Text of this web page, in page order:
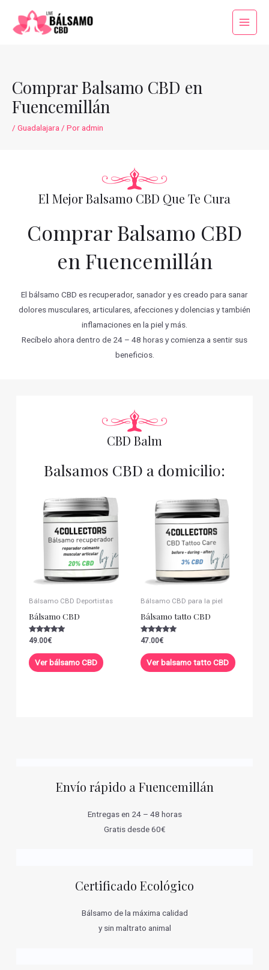
contenido
Main
Comprar Balsamo CBD en
Fuencemillán
/ Guadalajara / Poradmin
El Mejor Balsamo CBD Que Te Cura
Comprar Balsamo CBD
en Fuencemillán
El bálsamo CBD es recuperador, sanador y es creado para sanar
dolores musculares, articulares, afecciones y dolencias y también
inflamaciones en la piel y más.
Recíbelo ahora dentro de 24 – 48 horas y comienza a sentir sus
beneficios.
CBD Balm
Balsamos CBD a domicilio:
Bálsamo CBD Deportistas
Bálsamo CBD
Valorado con
de 5
49.00€
Ver bálsamo CBD
Bálsamo CBD para la piel
Bálsamo tatto CBD
Valorado con
de 5
47.00€
Ver balsamo tatto CBD
Envío rápido a Fuencemillán
Entregas en 24 – 48 horas
Gratis desde 60€
Certificado Ecológico
Bálsamo de la máxima calidad
y sin maltrato animal